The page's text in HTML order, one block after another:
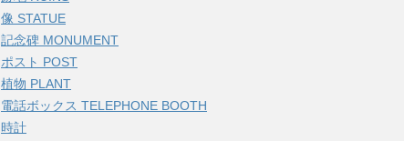
像 STATUE
記念碑 MONUMENT
ポスト POST
植物 PLANT
電話ボックス TELEPHONE BOOTH
時計